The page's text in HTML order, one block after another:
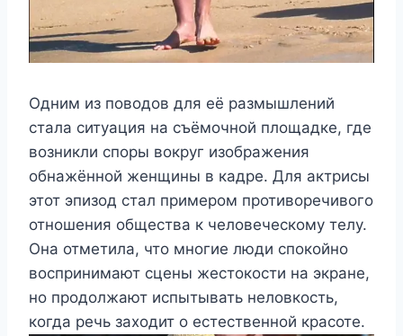
Одним из поводов для её размышлений
стала ситуация на съёмочной площадке, где
возникли споры вокруг изображения
обнажённой женщины в кадре. Для актрисы
этот эпизод стал примером противоречивого
отношения общества к человеческому телу.
Она отметила, что многие люди спокойно
воспринимают сцены жестокости на экране,
но продолжают испытывать неловкость,
когда речь заходит о естественной красоте.